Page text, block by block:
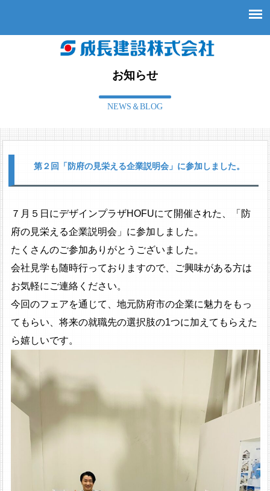
お知らせ
NEWS＆BLOG
第２回「防府の見栄える企業説明会」に参加しました。
７月５日にデザインプラザHOFUにて開催された、「防
府の見栄える企業説明会」に参加しました。
たくさんのご参加ありがとうございました。
会社見学も随時行っておりますので、ご興味がある方は
お気軽にご連絡ください。
今回のフェアを通じて、地元防府市の企業に魅力をもっ
てもらい、将来の就職先の選択肢の1つに加えてもらえた
ら嬉しいです。